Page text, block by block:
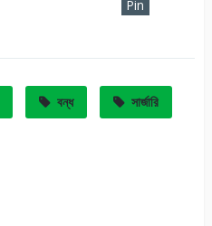
Pin
বন্ধ সার্জারি